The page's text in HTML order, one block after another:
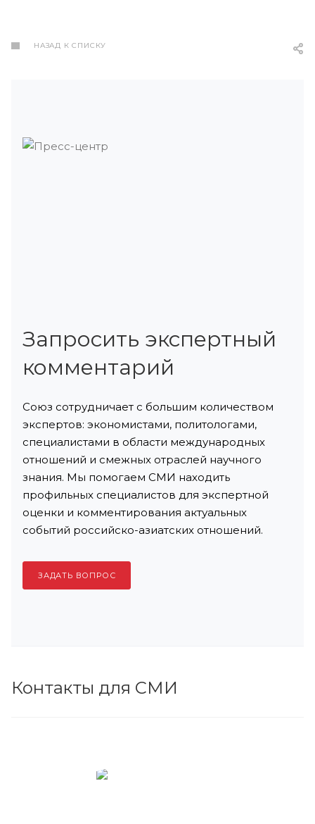
НАЗАД К СПИСКУ
Запросить экспертный
комментарий
Союз сотрудничает с большим количеством
экспертов: экономистами, политологами,
специалистами в области международных
отношений и смежных отраслей научного
знания. Мы помогаем СМИ находить
профильных специалистов для экспертной
оценки и комментирования актуальных
событий российско-азиатских отношений.
ЗАДАТЬ ВОПРОС
Контакты для СМИ